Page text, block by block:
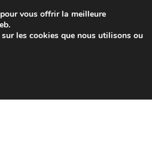
à partir de 7 EUR
de 9 h à 16 h
vous offrir la meilleure
les cookies que nous utilisons ou